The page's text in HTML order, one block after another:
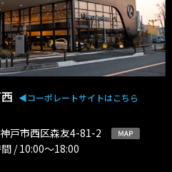
◀︎コーポレートサイトはこちら
神戸市西区森友4-81-2
/ 10:00〜18:00